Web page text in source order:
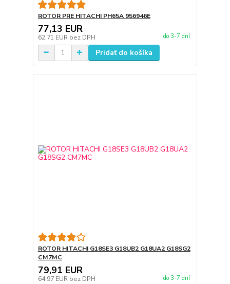
ROTOR PRE HITACHI PH65A 956946E
77,13 EUR
62,71 EUR bez DPH do 3-7 dní
Pridať do košíka
ROTOR HITACHI G18SE3 G18UB2 G18UA2 G18SG2
CM7MC
79,91 EUR
64,97 EUR bez DPH do 3-7 dní